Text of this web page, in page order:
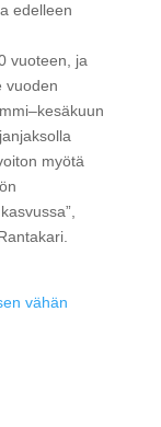
edelleen
vuoteen, ja
vuoden
myötä
vähän